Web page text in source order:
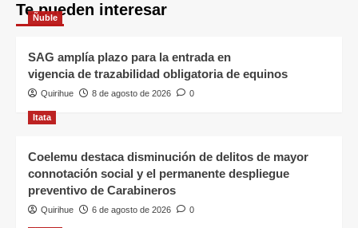
Te pueden interesar
Ñuble
SAG amplía plazo para la entrada en
vigencia de trazabilidad obligatoria de equinos
Quirihue 8 de agosto de 2026 0
Itata
Coelemu destaca disminución de delitos de mayor
connotación social y el permanente despliegue
preventivo de Carabineros
Quirihue 6 de agosto de 2026 0